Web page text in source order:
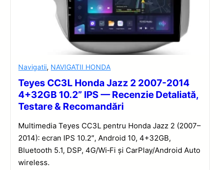
Navigatii, NAVIGATII HONDA
Teyes CC3L Honda Jazz 2 2007-2014
4+32GB 10.2” IPS — Recenzie Detaliată,
Testare & Recomandări
Multimedia Teyes CC3L pentru Honda Jazz 2 (2007–
2014): ecran IPS 10.2″, Android 10, 4+32GB,
Bluetooth 5.1, DSP, 4G/Wi‑Fi și CarPlay/Android Auto
wireless.